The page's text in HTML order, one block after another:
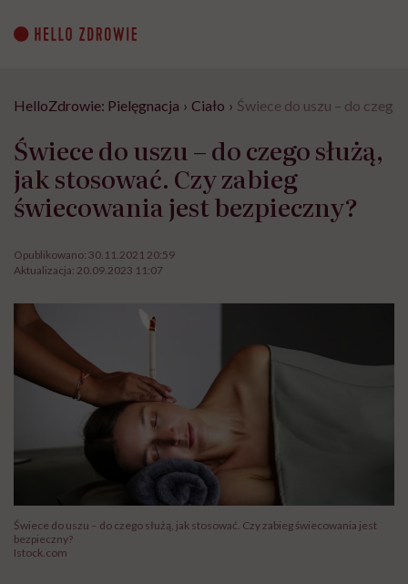
content
HelloZdrowie: Pielęgnacja › Ciało › Świece do uszu – do
Świece do uszu – do czego służą,
jak stosować. Czy zabieg
świecowania jest bezpieczny?
Opublikowano: 30.11.2021 20:59
Aktualizacja: 20.09.2023 11:07
Świece do uszu – do czego służą, jak stosować. Czy zabieg świecowania jest
bezpieczny?
Istock.com